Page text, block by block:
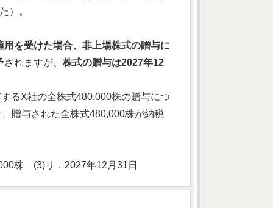
）。
を受けた場合、非上場株式の贈与に
されますが、 株式の贈与は2027年12
るX社の全株式480,000株の贈与につ
贈与された全株式480,000株が納税
株 (3)リ．2027年12月31日